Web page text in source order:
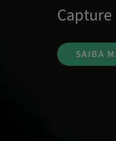
Capture
SAIBA